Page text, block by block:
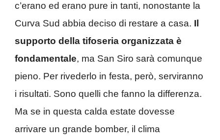
c’erano ed erano pure in tanti, nonostante la
Curva Sud abbia deciso di restare a casa. Il
supporto della tifoseria organizzata è
fondamentale, ma San Siro sarà comunque
pieno. Per rivederlo in festa, però, serviranno
i risultati. Sono quelli che fanno la differenza.
Ma se in questa calda estate dovesse
arrivare un grande bomber, il clima